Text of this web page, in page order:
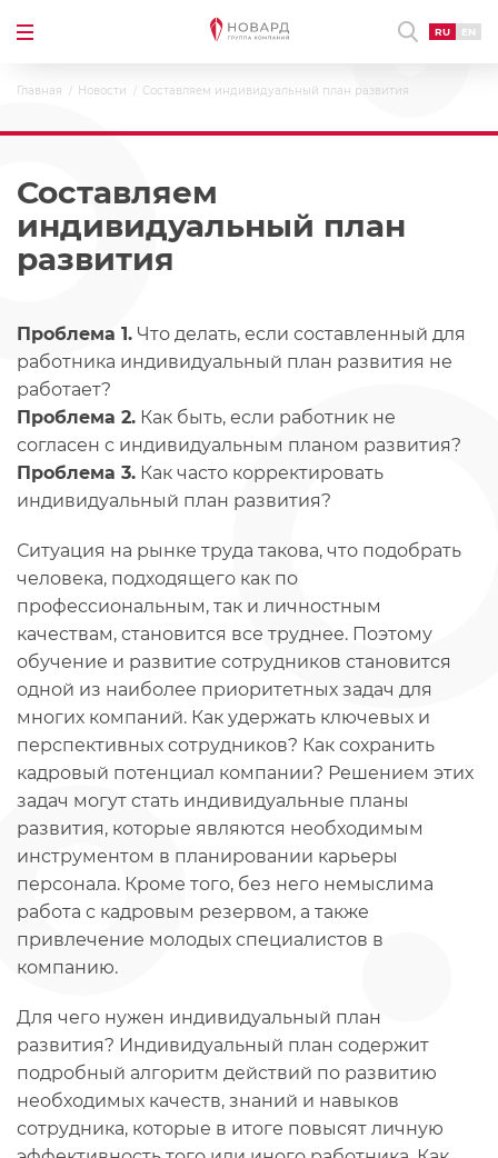
RU EN
Главная Новости Составляем индивидуальный план развития
Составляем
индивидуальный план
развития
Проблема 1. Что делать, если составленный для
работника индивидуальный план развития не
работает?
Проблема 2. Как быть, если работник не
согласен с индивидуальным планом развития?
Проблема 3. Как часто корректировать
индивидуальный план развития?
Ситуация на рынке труда такова, что подобрать
человека, подходящего как по
профессиональным, так и личностным
качествам, становится все труднее. Поэтому
обучение и развитие сотрудников становится
одной из наиболее приоритетных задач для
многих компаний. Как удержать ключевых и
перспективных сотрудников? Как сохранить
кадровый потенциал компании? Решением этих
задач могут стать индивидуальные планы
развития, которые являются необходимым
инструментом в планировании карьеры
персонала. Кроме того, без него немыслима
работа с кадровым резервом, а также
привлечение молодых специалистов в
компанию.
Для чего нужен индивидуальный план
развития? Индивидуальный план содержит
подробный алгоритм действий по развитию
необходимых качеств, знаний и навыков
сотрудника, которые в итоге повысят личную